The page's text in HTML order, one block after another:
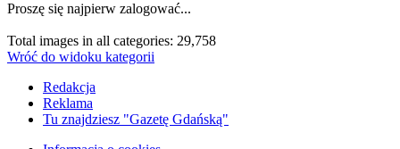
Proszę się najpierw zalogować...
Total images in all categories: 29,758
Wróć do widoku kategorii
Redakcja
Reklama
Tu znajdziesz "Gazetę Gdańską"